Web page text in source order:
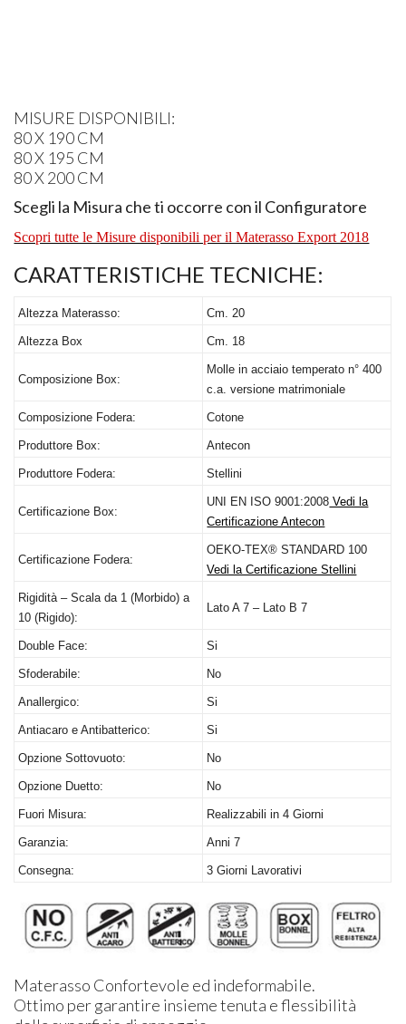
MISURE DISPONIBILI:
80 X 190 CM
80 X 195 CM
80 X 200 CM
Scegli la Misura che ti occorre con il Configuratore
Scopri tutte le Misure disponibili per il Materasso Export 2018
CARATTERISTICHE TECNICHE:
Altezza Materasso: Cm. 20
Altezza Box Cm. 18
Composizione Box:
Molle in acciaio temperato n° 400
c.a. versione matrimoniale
Composizione Fodera: Cotone
Produttore Box: Antecon
Produttore Fodera: Stellini
Certificazione Box:
UNI EN ISO 9001:2008 Vedi la
Certificazione Antecon
Certificazione Fodera:
OEKO-TEX®STANDARD 100
Vedi la Certificazione Stellini
Rigidità – Scala da 1 (Morbido) a
10 (Rigido):
Lato A 7 – Lato B 7
Double Face: Si
Sfoderabile: No
Anallergico: Si
Antiacaro e Antibatterico: Si
Opzione Sottovuoto: No
Opzione Duetto: No
Fuori Misura: Realizzabili in 4 Giorni
Garanzia: Anni 7
Consegna: 3 Giorni Lavorativi
Materasso Confortevole ed indeformabile.
Ottimo per garantire insieme tenuta e flessibilità